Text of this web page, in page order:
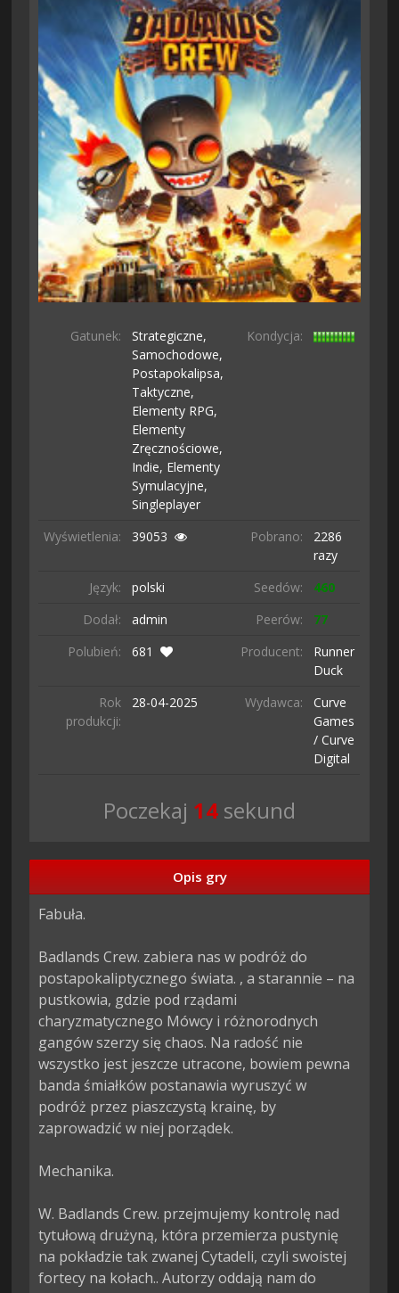
Gatunek:
Strategiczne,
Samochodowe,
Postapokalipsa,
Taktyczne,
Elementy RPG,
Elementy
Zręcznościowe,
Indie, Elementy
Symulacyjne,
Singleplayer
Kondycja:
Wyświetlenia: 39053 Pobrano:
2286
razy
Język:
polski Seedów:
460
Dodał:
admin Peerów:
77
Polubień:
681 Producent:
Runner
Duck
Rok
produkcji:
28-04-2025 Wydawca:
Curve
Games
/ Curve
Digital
Poczekaj 13 sekund
Opis gry
Fabuła.
Badlands Crew. zabiera nas w podróż do
postapokaliptycznego świata. , a starannie – na
pustkowia, gdzie pod rządami
charyzmatycznego Mówcy i różnorodnych
gangów szerzy się chaos. Na radość nie
wszystko jest jeszcze utracone, bowiem pewna
banda śmiałków postanawia wyruszyć w
podróż przez piaszczystą krainę, by
zaprowadzić w niej porządek.
Mechanika.
W. Badlands Crew. przejmujemy kontrolę nad
tytułową drużyną, która przemierza pustynię
na pokładzie tak zwanej Cytadeli, czyli swoistej
fortecy na kołach.. Autorzy oddają nam do